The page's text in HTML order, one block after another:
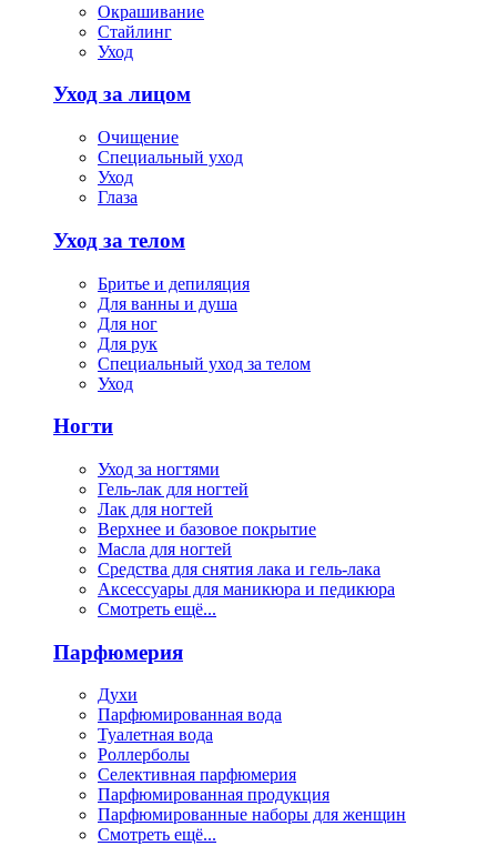
Окрашивание
Стайлинг
Уход
Уход за лицом
Очищение
Специальный уход
Уход
Глаза
Уход за телом
Бритье и депиляция
Для ванны и душа
Для ног
Для рук
Специальный уход за телом
Уход
Ногти
Уход за ногтями
Гель-лак для ногтей
Лак для ногтей
Верхнее и базовое покрытие
Масла для ногтей
Средства для снятия лака и гель-лака
Аксессуары для маникюра и педикюра
Смотреть ещё...
Парфюмерия
Духи
Парфюмированная вода
Туалетная вода
Роллерболы
Селективная парфюмерия
Парфюмированная продукция
Парфюмированные наборы для женщин
Смотреть ещё...